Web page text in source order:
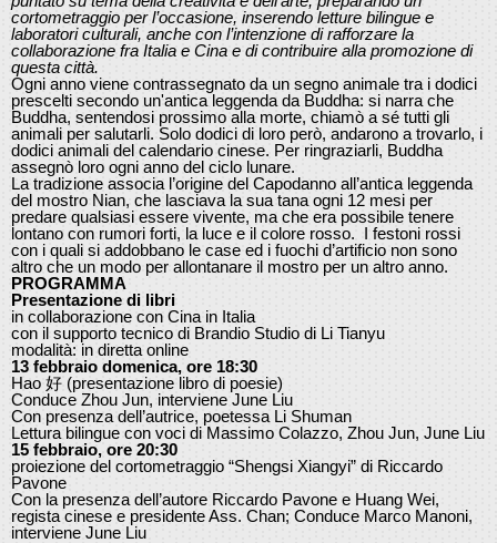
cortometraggio per l’occasione, inserendo letture bilingue e
laboratori culturali, anche con l’intenzione di rafforzare la
collaborazione fra Italia e Cina e di contribuire alla promozione di
questa città.
Ogni anno viene contrassegnato da un segno animale tra i dodici
prescelti secondo un'antica leggenda da Buddha: si narra che
Buddha, sentendosi prossimo alla morte, chiamò a sé tutti gli
animali per salutarli. Solo dodici di loro però, andarono a trovarlo, i
dodici animali del calendario cinese. Per ringraziarli, Buddha
assegnò loro ogni anno del ciclo lunare.
La tradizione associa l’origine del Capodanno all’antica leggenda
del mostro Nian, che lasciava la sua tana ogni 12 mesi per
predare qualsiasi essere vivente, ma che era possibile tenere
lontano con rumori forti, la luce e il colore rosso. I festoni rossi
con i quali si addobbano le case ed i fuochi d’artificio non sono
altro che un modo per allontanare il mostro per un altro anno.
PROGRAMMA
Presentazione di libri
in collaborazione con Cina in Italia
con il supporto tecnico di Brandio Studio di Li Tianyu
modalità: in diretta online
13 febbraio domenica, ore 18:30
Hao 好 (presentazione libro di poesie)
Conduce Zhou Jun, interviene June Liu
Con presenza dell’autrice, poetessa Li Shuman
Lettura bilingue con voci di Massimo Colazzo, Zhou Jun, June Liu
15 febbraio, ore 20:30
proiezione del cortometraggio “Shengsi Xiangyi” di Riccardo
Pavone
Con la presenza dell’autore Riccardo Pavone e Huang Wei,
regista cinese e presidente Ass. Chan; Conduce Marco Manoni,
interviene June Liu